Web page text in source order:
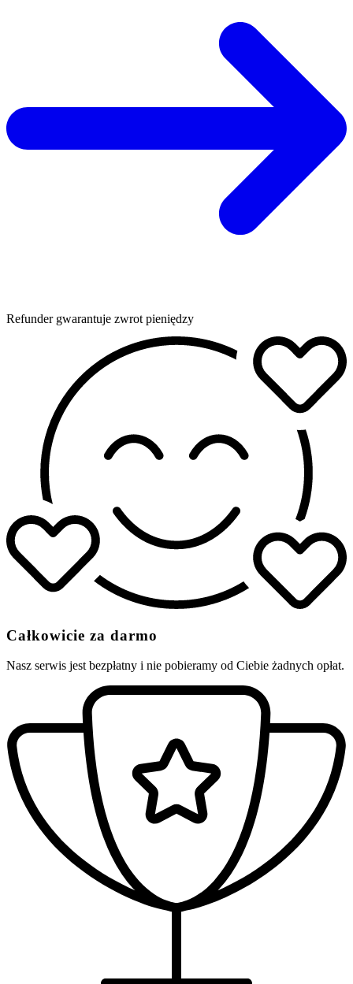
Refunder gwarantuje zwrot pieniędzy
Całkowicie za darmo
Nasz serwis jest bezpłatny i nie pobieramy od Ciebie żadnych opłat.